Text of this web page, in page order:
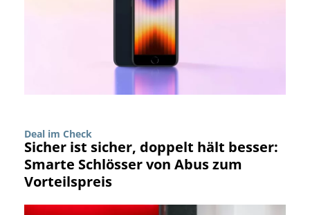
Deal im Check
Sicher ist sicher, doppelt hält besser:
Smarte Schlösser von Abus zum
Vorteilspreis